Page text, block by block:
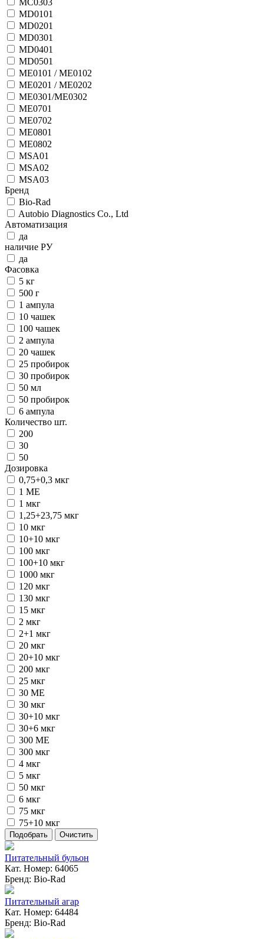
MD0101
MD0201
MD0301
MD0401
MD0501
ME0101 / ME0102
ME0201 / ME0202
ME0301/ME0302
ME0701
ME0702
ME0801
ME0802
MSA01
MSA02
MSA03
Бренд
Bio-Rad
Autobio Diagnostics Co., Ltd
Автоматизация
да
наличие РУ
да
Фасовка
5 кг
500 г
1 ампула
10 чашек
100 чашек
2 ампула
20 чашек
25 пробирок
30 пробирок
50 мл
50 пробирок
6 ампула
Количество шт.
200
30
50
Дозировка
0,75+0,3 мкг
1 ME
1 мкг
1,25+23,75 мкг
10 мкг
10+10 мкг
100 мкг
100+10 мкг
1000 мкг
120 мкг
130 мкг
15 мкг
2 мкг
2+1 мкг
20 мкг
20+10 мкг
200 мкг
25 мкг
30 ME
30 мкг
30+10 мкг
30+6 мкг
300 ME
300 мкг
4 мкг
5 мкг
50 мкг
6 мкг
75 мкг
75+10 мкг
Питательный бульон
Кат. Номер: 64065
Бренд: Bio-Rad
Питательный агар
Кат. Номер: 64484
Бренд: Bio-Rad